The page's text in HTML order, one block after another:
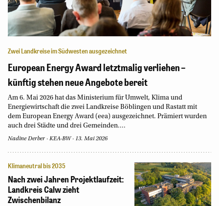
Zwei Landkreise im Südwesten ausgezeichnet
European Energy Award letztmalig verliehen –
künftig stehen neue Angebote bereit
Am 6. Mai 2026 hat das Ministerium für Umwelt, Klima und
Energiewirtschaft die zwei Landkreise Böblingen und Rastatt mit
dem European Energy Award (eea) ausgezeichnet. Prämiert wurden
auch drei Städte und drei Gemeinden....
Nadine Derber · KEA-BW · 13. Mai 2026
Klimaneutral bis 2035
Nach zwei Jahren Projektlaufzeit:
Landkreis Calw zieht
Zwischenbilanz